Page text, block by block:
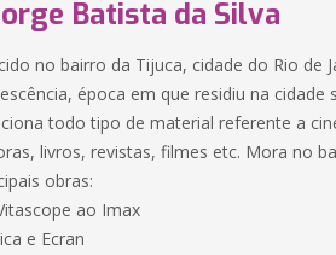
Batista da Silva
no bairro da Tijuca, cidade do Rio de
época em que residiu na
todo tipo de material referente a
livros, revistas, filmes etc. Mora no
obras:
ao Imax
e Ecran